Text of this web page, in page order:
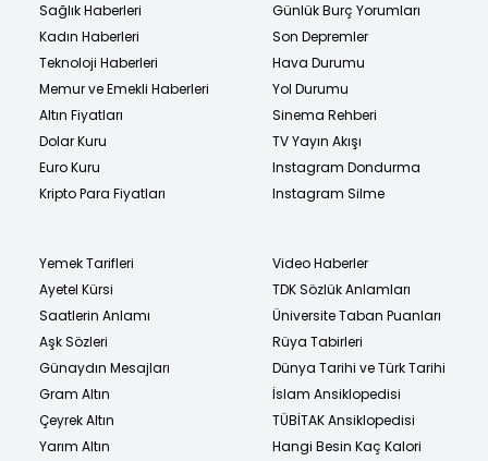
Sağlık Haberleri
Kadın Haberleri
Teknoloji Haberleri
Memur ve Emekli Haberleri
Altın Fiyatları
Dolar Kuru
Euro Kuru
Kripto Para Fiyatları
Günlük Burç Yorumları
Son Depremler
Hava Durumu
Yol Durumu
Sinema Rehberi
TV Yayın Akışı
Instagram Dondurma
Instagram Silme
Yemek Tarifleri
Ayetel Kürsi
Saatlerin Anlamı
Aşk Sözleri
Günaydın Mesajları
Gram Altın
Çeyrek Altın
Yarım Altın
Video Haberler
TDK Sözlük Anlamları
Üniversite Taban Puanları
Rüya Tabirleri
Dünya Tarihi ve Türk Tarihi
İslam Ansiklopedisi
TÜBİTAK Ansiklopedisi
Hangi Besin Kaç Kalori